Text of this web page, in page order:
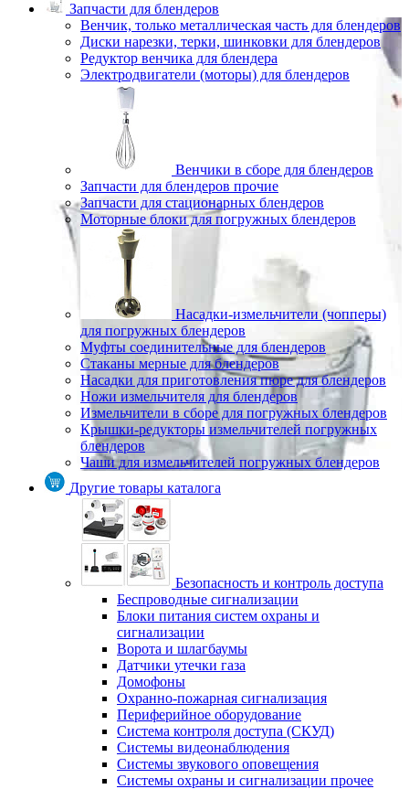
Запчасти для блендеров
Венчик, только металлическая часть для блендеров
Диски нарезки, терки, шинковки для блендеров
Редуктор венчика для блендера
Электродвигатели (моторы) для блендеров
Венчики в сборе для блендеров
Запчасти для блендеров прочие
Запчасти для стационарных блендеров
Моторные блоки для погружных блендеров
Насадки-измельчители (чопперы)
для погружных блендеров
Муфты соединительные для блендеров
Стаканы мерные для блендеров
Насадки для приготовления пюре для блендеров
Ножи измельчителя для блендеров
Измельчители в сборе для погружных блендеров
Крышки-редукторы измельчителей погружных
блендеров
Чаши для измельчителей погружных блендеров
Другие товары каталога
Безопасность и контроль доступа
Беспроводные сигнализации
Блоки питания систем охраны и
сигнализации
Ворота и шлагбаумы
Датчики утечки газа
Домофоны
Охранно-пожарная сигнализация
Периферийное оборудование
Система контроля доступа (СКУД)
Системы видеонаблюдения
Системы звукового оповещения
Системы охраны и сигнализации прочее